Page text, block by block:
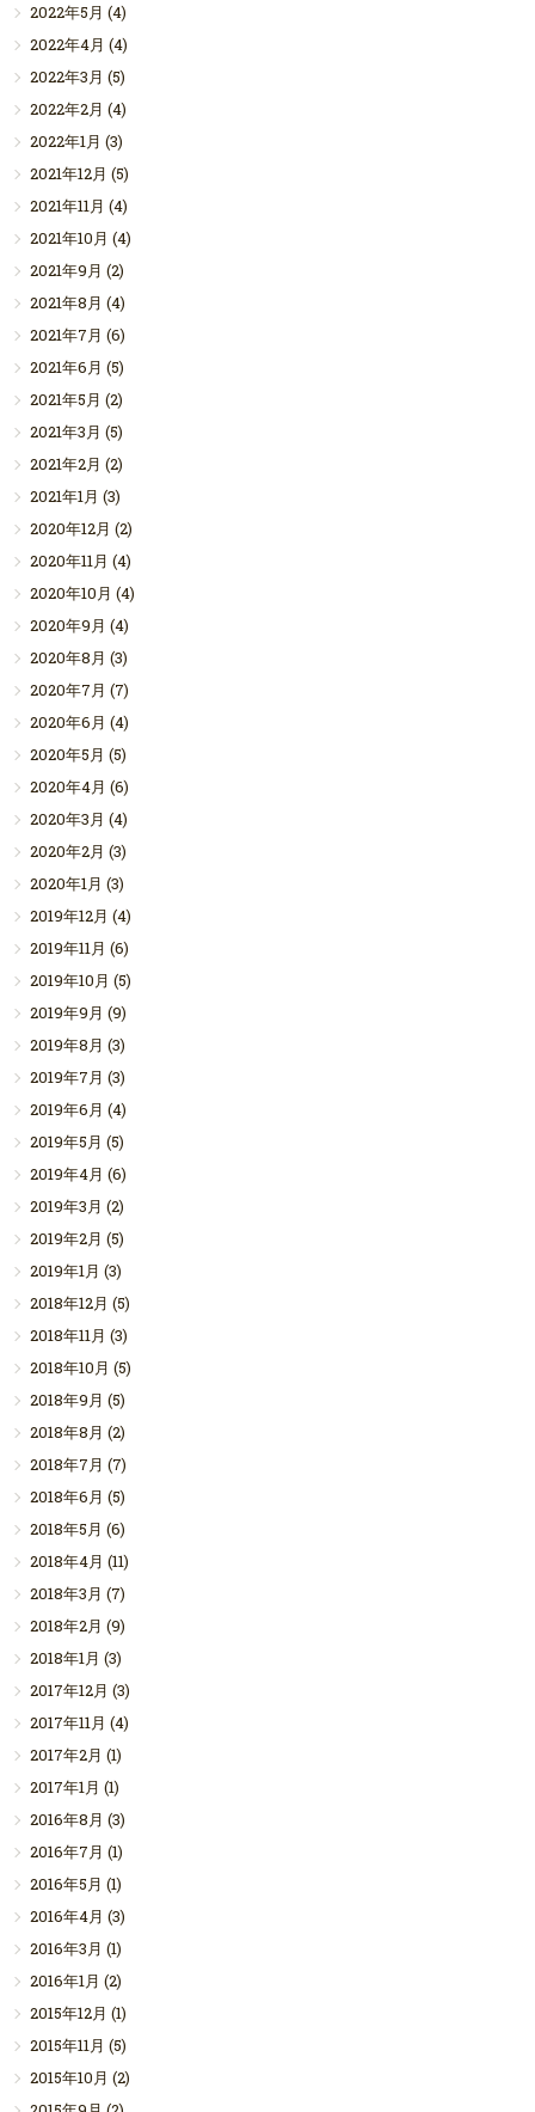
2022年5月 (4)
2022年4月 (4)
2022年3月 (5)
2022年2月 (4)
2022年1月 (3)
2021年12月 (5)
2021年11月 (4)
2021年10月 (4)
2021年9月 (2)
2021年8月 (4)
2021年7月 (6)
2021年6月 (5)
2021年5月 (2)
2021年3月 (5)
2021年2月 (2)
2021年1月 (3)
2020年12月 (2)
2020年11月 (4)
2020年10月 (4)
2020年9月 (4)
2020年8月 (3)
2020年7月 (7)
2020年6月 (4)
2020年5月 (5)
2020年4月 (6)
2020年3月 (4)
2020年2月 (3)
2020年1月 (3)
2019年12月 (4)
2019年11月 (6)
2019年10月 (5)
2019年9月 (9)
2019年8月 (3)
2019年7月 (3)
2019年6月 (4)
2019年5月 (5)
2019年4月 (6)
2019年3月 (2)
2019年2月 (5)
2019年1月 (3)
2018年12月 (5)
2018年11月 (3)
2018年10月 (5)
2018年9月 (5)
2018年8月 (2)
2018年7月 (7)
2018年6月 (5)
2018年5月 (6)
2018年4月 (11)
2018年3月 (7)
2018年2月 (9)
2018年1月 (3)
2017年12月 (3)
2017年11月 (4)
2017年2月 (1)
2017年1月 (1)
2016年8月 (3)
2016年7月 (1)
2016年5月 (1)
2016年4月 (3)
2016年3月 (1)
2016年1月 (2)
2015年12月 (1)
2015年11月 (5)
2015年10月 (2)